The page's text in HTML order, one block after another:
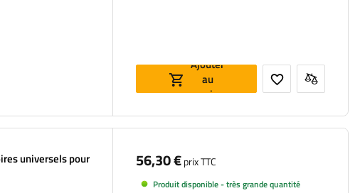
Ajouter
au
panier
universels pour
56,30 €prix TTC
Produit disponible - très grande quantité